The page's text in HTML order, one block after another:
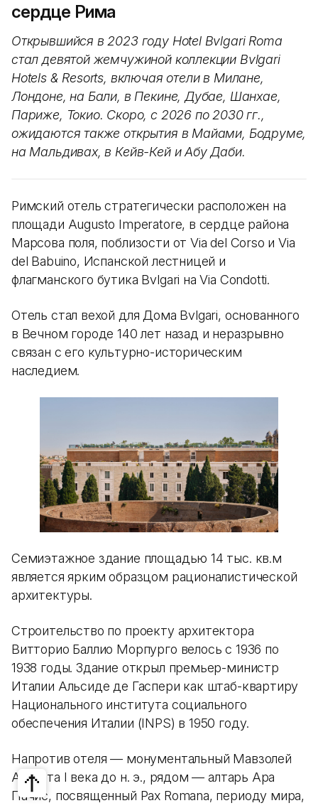
сердце Рима
Открывшийся в 2023 году Hotel Bvlgari Roma
стал девятой жемчужиной коллекции Bvlgari
Hotels & Resorts, включая отели в Милане,
Лондоне, на Бали, в Пекине, Дубае, Шанхае,
Париже, Токио. Скоро, с 2026 по 2030 гг.,
ожидаются также открытия в Майами, Бодруме,
на Мальдивах, в Кейв-Кей и Абу Даби.
Римский отель стратегически расположен на
площади Augusto Imperatore, в сердце района
Марсова поля, поблизости от Via del Corso и Via
del Babuino, Испанской лестницей и
флагманского бутика Bvlgari на Via Condotti.
Отель стал вехой для Дома Bvlgari, основанного
в Вечном городе 140 лет назад и неразрывно
связан с его культурно-историческим
наследием.
Семиэтажное здание площадью 14 тыс. кв.м
является ярким образцом рационалистической
архитектуры.
Строительство по проекту архитектора
Витторио Баллио Морпурго велось с 1936 по
1938 годы. Здание открыл премьер-министр
Италии Альсиде де Гаспери как штаб-квартиру
Национального института социального
обеспечения Италии (INPS) в 1950 году.
Напротив отеля — монументальный Мавзолей
Августа I века до н. э., рядом — алтарь Ара
Пачис, посвященный Pax Romana, периоду мира,